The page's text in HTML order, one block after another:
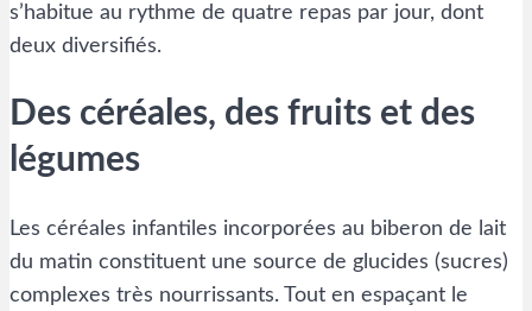
s’habitue au rythme de quatre repas par jour, dont
deux diversifiés.
Des céréales, des fruits et des
légumes
Les céréales infantiles incorporées au biberon de lait
du matin constituent une source de glucides (sucres)
complexes très nourrissants. Tout en espaçant le